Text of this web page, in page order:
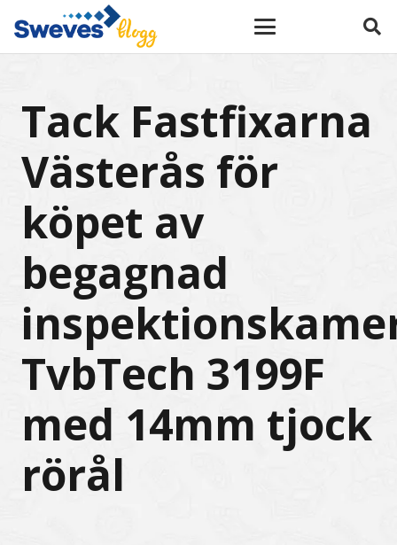
Tack Fastfixarna
Västerås för
köpet av
begagnad
TvbTech 3199F
med 14mm tjock
rörål